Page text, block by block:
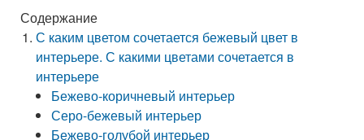
Содержание
С каким цветом сочетается бежевый цвет в
интерьере. С какими цветами сочетается в
интерьере
Бежево-коричневый интерьер
Серо-бежевый интерьер
Бежево-голубой интерьер